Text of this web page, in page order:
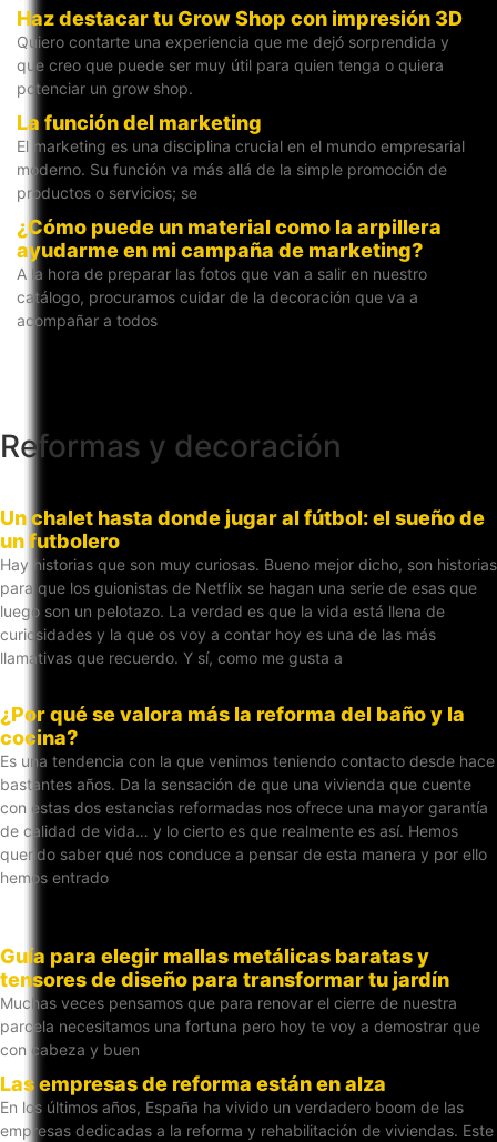
Haz destacar tu Grow Shop con impresión 3D
Quiero contarte una experiencia que me dejó sorprendida y
que creo que puede ser muy útil para quien tenga o quiera
potenciar un grow shop.
La función del marketing
El marketing es una disciplina crucial en el mundo empresarial
moderno. Su función va más allá de la simple promoción de
productos o servicios; se
¿Cómo puede un material como la arpillera
ayudarme en mi campaña de marketing?
A la hora de preparar las fotos que van a salir en nuestro
catálogo, procuramos cuidar de la decoración que va a
acompañar a todos
Reformas y decoración
Un chalet hasta donde jugar al fútbol: el sueño de
un futbolero
Hay historias que son muy curiosas. Bueno mejor dicho, son historias
para que los guionistas de Netflix se hagan una serie de esas que
luego son un pelotazo. La verdad es que la vida está llena de
curiosidades y la que os voy a contar hoy es una de las más
llamativas que recuerdo. Y sí, como me gusta a
¿Por qué se valora más la reforma del baño y la
cocina?
Es una tendencia con la que venimos teniendo contacto desde hace
bastantes años. Da la sensación de que una vivienda que cuente
con estas dos estancias reformadas nos ofrece una mayor garantía
de calidad de vida… y lo cierto es que realmente es así. Hemos
querido saber qué nos conduce a pensar de esta manera y por ello
hemos entrado
Guía para elegir mallas metálicas baratas y
tensores de diseño para transformar tu jardín
Muchas veces pensamos que para renovar el cierre de nuestra
parcela necesitamos una fortuna pero hoy te voy a demostrar que
con cabeza y buen
Las empresas de reforma están en alza
En los últimos años, España ha vivido un verdadero boom de las
empresas dedicadas a la reforma y rehabilitación de viviendas. Este